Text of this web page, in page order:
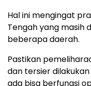
Hal ini mengingat
Tengah yang masih
beberapa daerah.
Pastikan
dan tersier
ada bisa berfungsi